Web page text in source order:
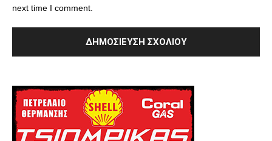
next time I comment.